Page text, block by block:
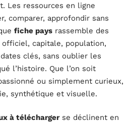
Les ressources en ligne
comparer, approfondir sans
fiche pays rassemble des
capitale, population,
clés, sans oublier les
l’histoire. Que l’on soit
ou simplement curieux,
synthétique et visuelle.
à téléchargerse déclinent en